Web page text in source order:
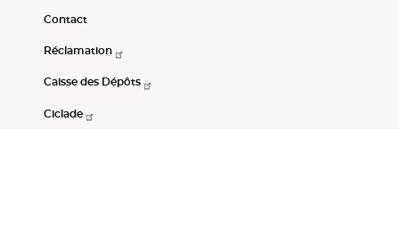
Contact
Réclamation
Caisse des Dépôts
Ciclade